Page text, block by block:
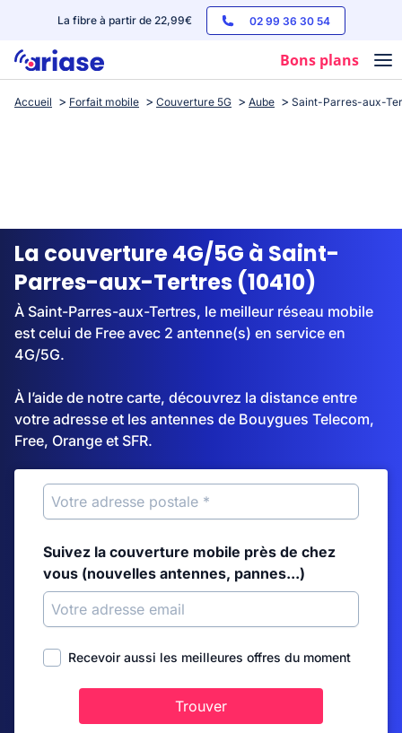
La fibre à partir de 22,99€ 02 99 36 30 54
Bons plans
Box internet
Streaming
Accueil Forfait mobile Couverture 5G Aube Saint-Parres-aux-
La couverture 4G/5G à Saint-
Parres-aux-Tertres (10410)
À Saint-Parres-aux-Tertres, le meilleur réseau mobile
est celui de Free avec 2 antenne(s) en service en
4G/5G.
À l’aide de notre carte, découvrez la distance entre
votre adresse et les antennes de Bouygues Telecom,
Free, Orange et SFR.
Suivez la couverture mobile près de chez
vous (nouvelles antennes, pannes...)
Recevoir aussi les meilleures offres du moment
Trouver